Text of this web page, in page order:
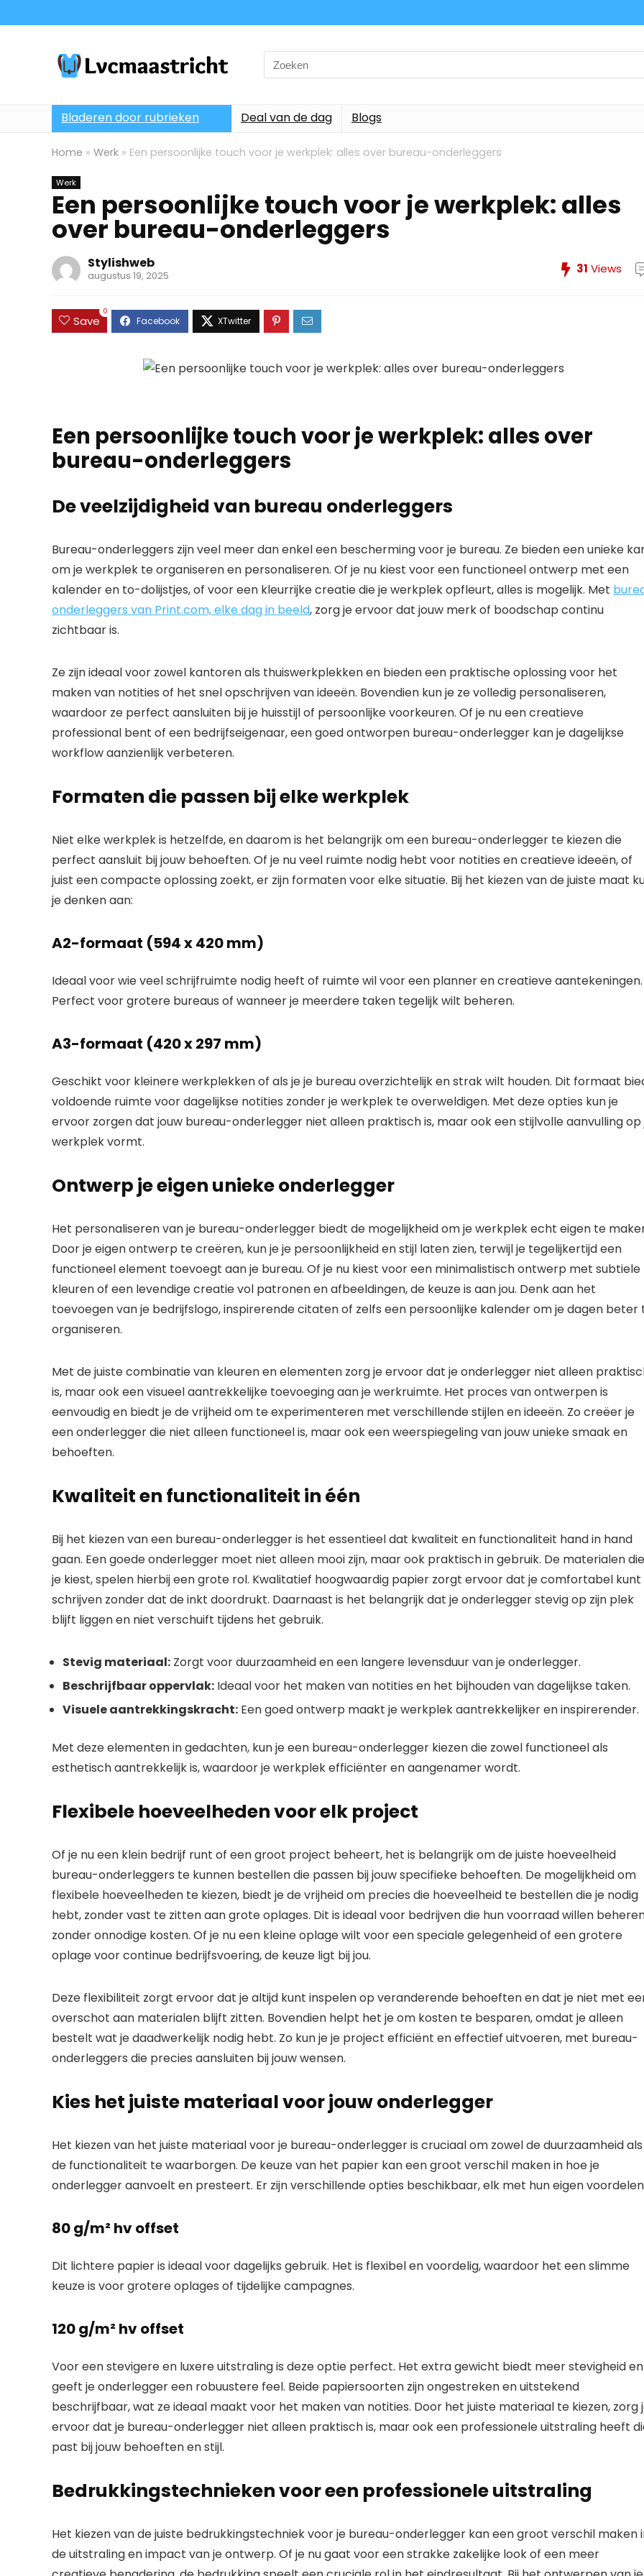
Search
for:
Bladeren door rubrieken Deal van de dag Blogs
Home » Werk » Een persoonlijke touch voor je werkplek: alles over bureau-onderleggers
Werk
Een persoonlijke touch voor je werkplek: alles
over bureau-onderleggers
Stylishweb
augustus 19, 2025 31 Views
Save
0
Een persoonlijke touch voor je werkplek: alles over
bureau-onderleggers
De veelzijdigheid van bureau onderleggers
Bureau-onderleggers zijn veel meer dan enkel een bescherming voor je bureau. Ze bieden een unieke
om je werkplek te organiseren en personaliseren. Of je nu kiest voor een functioneel ontwerp met een
kalender en to-dolijstjes, of voor een kleurrijke creatie die je werkplek opfleurt, alles is mogelijk. Met
onderleggers van Print.com, elke dag in beeld, zorg je ervoor dat jouw merk of boodschap continu
zichtbaar is.
Ze zijn ideaal voor zowel kantoren als thuiswerkplekken en bieden een praktische oplossing voor het
maken van notities of het snel opschrijven van ideeën. Bovendien kun je ze volledig personaliseren,
waardoor ze perfect aansluiten bij je huisstijl of persoonlijke voorkeuren. Of je nu een creatieve
professional bent of een bedrijfseigenaar, een goed ontworpen bureau-onderlegger kan je dagelijkse
workflow aanzienlijk verbeteren.
Formaten die passen bij elke werkplek
Niet elke werkplek is hetzelfde, en daarom is het belangrijk om een bureau-onderlegger te kiezen die
perfect aansluit bij jouw behoeften. Of je nu veel ruimte nodig hebt voor notities en creatieve ideeën, of
juist een compacte oplossing zoekt, er zijn formaten voor elke situatie. Bij het kiezen van de juiste maat
je denken aan:
A2-formaat (594 x 420 mm)
Ideaal voor wie veel schrijfruimte nodig heeft of ruimte wil voor een planner en creatieve aantekeningen.
Perfect voor grotere bureaus of wanneer je meerdere taken tegelijk wilt beheren.
A3-formaat (420 x 297 mm)
Geschikt voor kleinere werkplekken of als je je bureau overzichtelijk en strak wilt houden. Dit formaat
voldoende ruimte voor dagelijkse notities zonder je werkplek te overweldigen. Met deze opties kun je
ervoor zorgen dat jouw bureau-onderlegger niet alleen praktisch is, maar ook een stijlvolle aanvulling op
werkplek vormt.
Ontwerp je eigen unieke onderlegger
Het personaliseren van je bureau-onderlegger biedt de mogelijkheid om je werkplek echt eigen te
Door je eigen ontwerp te creëren, kun je je persoonlijkheid en stijl laten zien, terwijl je tegelijkertijd een
functioneel element toevoegt aan je bureau. Of je nu kiest voor een minimalistisch ontwerp met subtiele
kleuren of een levendige creatie vol patronen en afbeeldingen, de keuze is aan jou. Denk aan het
toevoegen van je bedrijfslogo, inspirerende citaten of zelfs een persoonlijke kalender om je dagen beter
organiseren.
Met de juiste combinatie van kleuren en elementen zorg je ervoor dat je onderlegger niet alleen
is, maar ook een visueel aantrekkelijke toevoeging aan je werkruimte. Het proces van ontwerpen is
eenvoudig en biedt je de vrijheid om te experimenteren met verschillende stijlen en ideeën. Zo creëer je
een onderlegger die niet alleen functioneel is, maar ook een weerspiegeling van jouw unieke smaak en
behoeften.
Kwaliteit en functionaliteit in één
Bij het kiezen van een bureau-onderlegger is het essentieel dat kwaliteit en functionaliteit hand in hand
gaan. Een goede onderlegger moet niet alleen mooi zijn, maar ook praktisch in gebruik. De materialen die
je kiest, spelen hierbij een grote rol. Kwalitatief hoogwaardig papier zorgt ervoor dat je comfortabel kunt
schrijven zonder dat de inkt doordrukt. Daarnaast is het belangrijk dat je onderlegger stevig op zijn plek
blijft liggen en niet verschuift tijdens het gebruik.
Stevig materiaal: Zorgt voor duurzaamheid en een langere levensduur van je onderlegger.
Beschrijfbaar oppervlak: Ideaal voor het maken van notities en het bijhouden van dagelijkse taken.
Visuele aantrekkingskracht: Een goed ontwerp maakt je werkplek aantrekkelijker en inspirerender.
Met deze elementen in gedachten, kun je een bureau-onderlegger kiezen die zowel functioneel als
esthetisch aantrekkelijk is, waardoor je werkplek efficiënter en aangenamer wordt.
Flexibele hoeveelheden voor elk project
Of je nu een klein bedrijf runt of een groot project beheert, het is belangrijk om de juiste hoeveelheid
bureau-onderleggers te kunnen bestellen die passen bij jouw specifieke behoeften. De mogelijkheid om
flexibele hoeveelheden te kiezen, biedt je de vrijheid om precies die hoeveelheid te bestellen die je nodig
hebt, zonder vast te zitten aan grote oplages. Dit is ideaal voor bedrijven die hun voorraad willen
zonder onnodige kosten. Of je nu een kleine oplage wilt voor een speciale gelegenheid of een grotere
oplage voor continue bedrijfsvoering, de keuze ligt bij jou.
Deze flexibiliteit zorgt ervoor dat je altijd kunt inspelen op veranderende behoeften en dat je niet met
overschot aan materialen blijft zitten. Bovendien helpt het je om kosten te besparen, omdat je alleen
bestelt wat je daadwerkelijk nodig hebt. Zo kun je je project efficiënt en effectief uitvoeren, met bureau-
onderleggers die precies aansluiten bij jouw wensen.
Kies het juiste materiaal voor jouw onderlegger
Het kiezen van het juiste materiaal voor je bureau-onderlegger is cruciaal om zowel de duurzaamheid als
de functionaliteit te waarborgen. De keuze van het papier kan een groot verschil maken in hoe je
onderlegger aanvoelt en presteert. Er zijn verschillende opties beschikbaar, elk met hun eigen
80 g/m² hv offset
Dit lichtere papier is ideaal voor dagelijks gebruik. Het is flexibel en voordelig, waardoor het een slimme
keuze is voor grotere oplages of tijdelijke campagnes.
120 g/m² hv offset
Voor een stevigere en luxere uitstraling is deze optie perfect. Het extra gewicht biedt meer stevigheid en
geeft je onderlegger een robuustere feel. Beide papiersoorten zijn ongestreken en uitstekend
beschrijfbaar, wat ze ideaal maakt voor het maken van notities. Door het juiste materiaal te kiezen, zorg
ervoor dat je bureau-onderlegger niet alleen praktisch is, maar ook een professionele uitstraling heeft
past bij jouw behoeften en stijl.
Bedrukkingstechnieken voor een professionele uitstraling
Het kiezen van de juiste bedrukkingstechniek voor je bureau-onderlegger kan een groot verschil maken
de uitstraling en impact van je ontwerp. Of je nu gaat voor een strakke zakelijke look of een meer